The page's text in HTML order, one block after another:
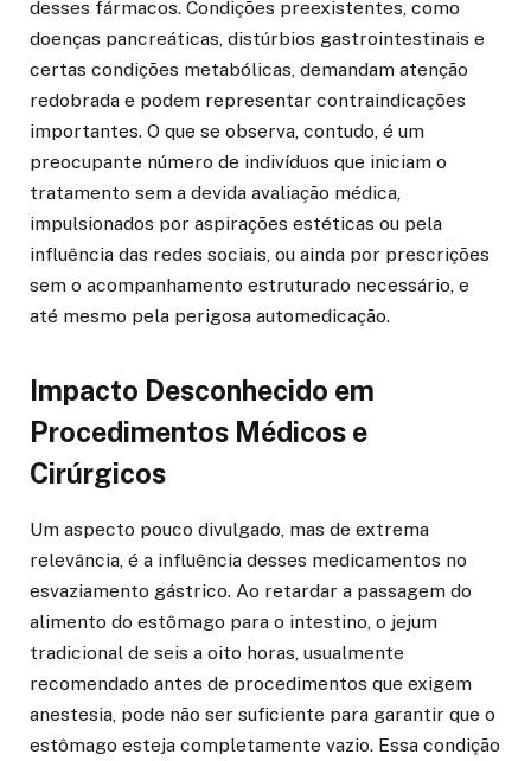
desses fármacos. Condições preexistentes, como
doenças pancreáticas, distúrbios gastrointestinais e
certas condições metabólicas, demandam atenção
redobrada e podem representar contraindicações
importantes. O que se observa, contudo, é um
preocupante número de indivíduos que iniciam o
tratamento sem a devida avaliação médica,
impulsionados por aspirações estéticas ou pela
influência das redes sociais, ou ainda por prescrições
sem o acompanhamento estruturado necessário, e
até mesmo pela perigosa automedicação.
Impacto Desconhecido em
Procedimentos Médicos e
Cirúrgicos
Um aspecto pouco divulgado, mas de extrema
relevância, é a influência desses medicamentos no
esvaziamento gástrico. Ao retardar a passagem do
alimento do estômago para o intestino, o jejum
tradicional de seis a oito horas, usualmente
recomendado antes de procedimentos que exigem
anestesia, pode não ser suficiente para garantir que o
estômago esteja completamente vazio. Essa condição